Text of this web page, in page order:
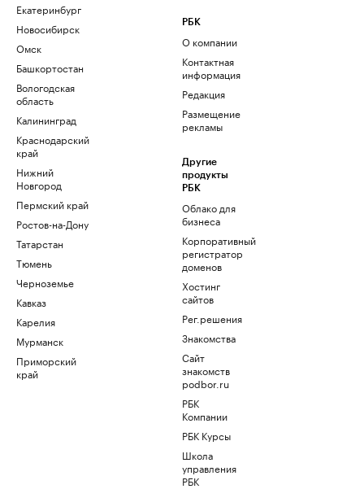
Екатеринбург
Новосибирск
Омск
Башкортостан
Вологодская
область
Калининград
Краснодарский
край
Нижний
Новгород
Пермский край
Ростов-на-Дону
Татарстан
Тюмень
Черноземье
Кавказ
Карелия
Мурманск
Приморский
край
РБК
О компании
Контактная
информация
Редакция
Размещение
рекламы
Другие
продукты
РБК
Облако для
бизнеса
Корпоративный
регистратор
доменов
Хостинг
сайтов
Рег.решения
Знакомства
Сайт
знакомств
podbor.ru
РБК
Компании
РБК Курсы
Школа
управления
РБК